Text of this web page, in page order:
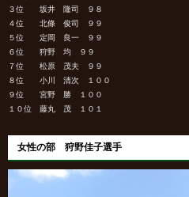
３位 坂井 隆司 ９８
４位 北條 俊司 ９９
５位 定岡 良一 ９９
６位 狩野 均 ９９
７位 松原 茂夫 ９９
８位 小川 清次 １００
９位 宮野 勝 １００
１０位 藤丸 茂 １０１
女性の部 狩野佳子選手